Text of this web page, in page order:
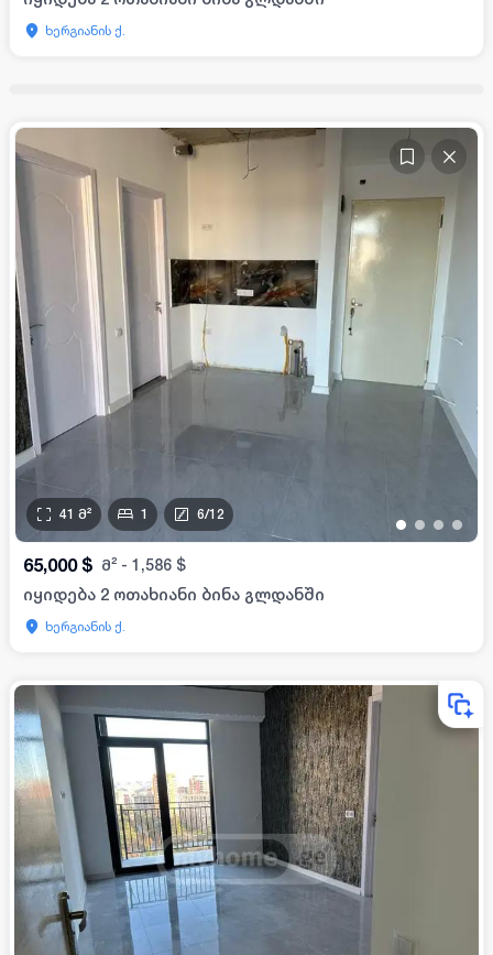
ხერგიანის ქ.
• • • •
41 მ² 1 6/12
65,000 $ მ² - 1,586 $
იყიდება 2 ოთახიანი ბინა გლდანში
ხერგიანის ქ.